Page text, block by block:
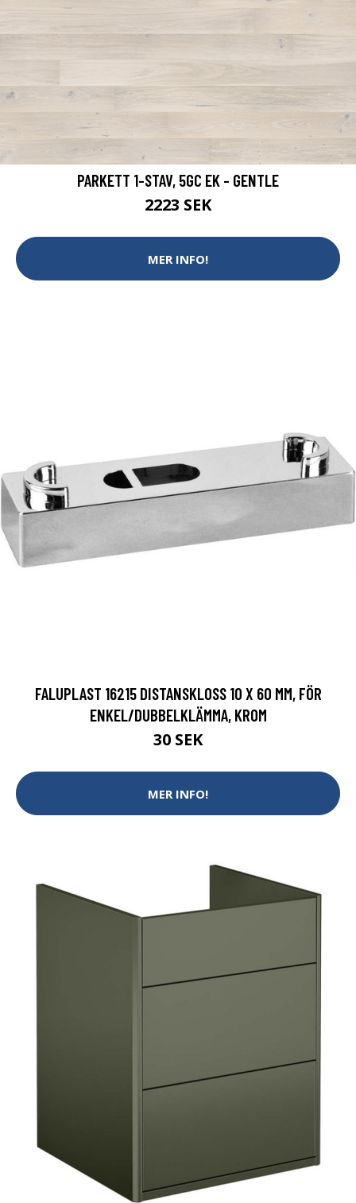
PARKETT 1-STAV, 5GC EK - GENTLE
2223 SEK
MER INFO!
FALUPLAST 16215 DISTANSKLOSS 10 X 60 MM, FÖR
ENKEL/DUBBELKLÄMMA, KROM
30 SEK
MER INFO!